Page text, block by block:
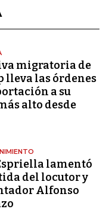
migratoria de
lleva las órdenes
a su
alto desde
lamentó
del locutor y
Alfonso